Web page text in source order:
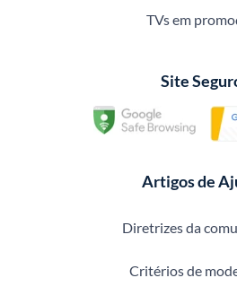
TVs em
Site
Artigos de
Diretrizes da
Critérios de